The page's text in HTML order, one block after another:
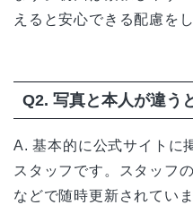
えると安心できる配慮を
Q2. 写真と本人が違う
A. 基本的に公式サイトに
スタッフです。スタッフ
などで随時更新されていま